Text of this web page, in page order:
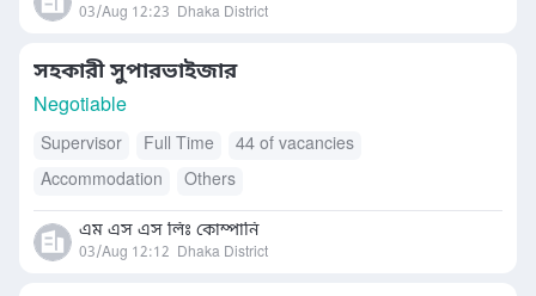
03/Aug 12:23 Dhaka District
সহকারী সুপারভাইজার
Negotiable
Supervisor Full Time
44 of vacancies
Accommodation
Others
এম এস এস লিঃ কোম্পানি
03/Aug 12:12 Dhaka District